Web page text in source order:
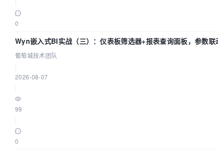
0
Wyn嵌入式BI实战（三）：仪表板筛选器+报表查询面板，参数联
葡萄城技术团队
2026-08-07
99
0